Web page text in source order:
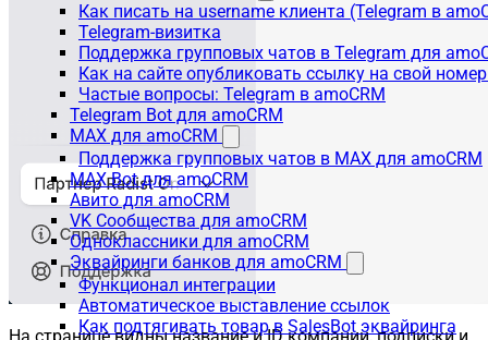
Как писать на username клиента (Telegram в
Telegram-визитка
Поддержка групповых чатов в Telegram для
Как на сайте опубликовать ссылку на свой
Частые вопросы: Telegram в amoCRM
Telegram Bot для amoCRM
MAX для amoCRM
Поддержка групповых чатов в MAX для amoCRM
MAX Bot для amoCRM
Авито для amoCRM
VK Сообщества для amoCRM
Одноклассники для amoCRM
Эквайринги банков для amoCRM
Функционал интеграции
Автоматическое выставление ссылок
Как подтягивать товар в SalesBot эквайринга